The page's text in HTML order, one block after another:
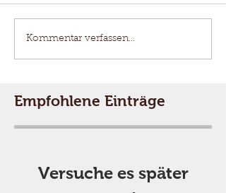
Kommentar verfassen...
Empfohlene Einträge
Versuche es später